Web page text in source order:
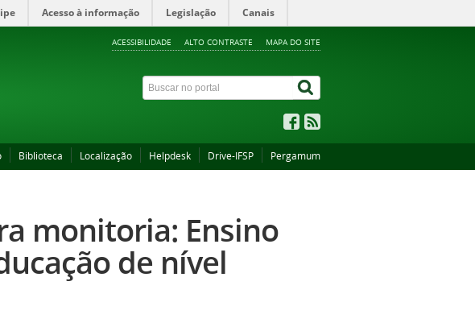
Acesso à informação Legislação Canais
ACESSIBILIDADE ALTO CONTRASTE MAPA DO SITE
Biblioteca Localização Helpdesk Drive-IFSP Pergamum
monitoria: Ensino
de nível